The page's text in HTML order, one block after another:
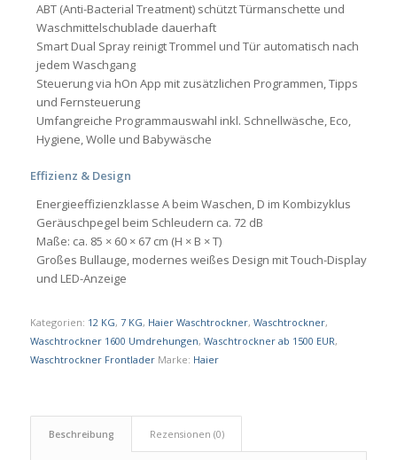
ABT (Anti-Bacterial Treatment) schützt Türmanschette und
Waschmittelschublade dauerhaft
Smart Dual Spray reinigt Trommel und Tür automatisch nach
jedem Waschgang
Steuerung via hOn App mit zusätzlichen Programmen, Tipps
und Fernsteuerung
Umfangreiche Programmauswahl inkl. Schnellwäsche, Eco,
Hygiene, Wolle und Babywäsche
Effizienz & Design
Energieeffizienzklasse A beim Waschen, D im Kombizyklus
Geräuschpegel beim Schleudern ca. 72 dB
Maße: ca. 85 × 60 × 67 cm (H × B × T)
Großes Bullauge, modernes weißes Design mit Touch-Display
und LED-Anzeige
Kategorien: 12 KG, 7 KG, Haier Waschtrockner, Waschtrockner,
Waschtrockner 1600 Umdrehungen, Waschtrockner ab 1500 EUR,
Waschtrockner Frontlader Marke: Haier
Beschreibung Rezensionen (0)